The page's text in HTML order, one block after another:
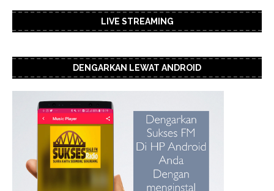
LIVE STREAMING
DENGARKAN LEWAT ANDROID